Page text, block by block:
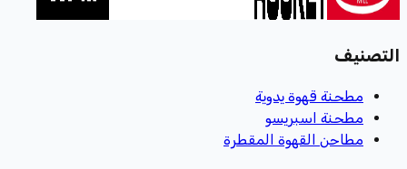
التصنيف
مطحنة قهوة يدوية
مطحنة اسبريسو
مطاحن القهوة المقطرة